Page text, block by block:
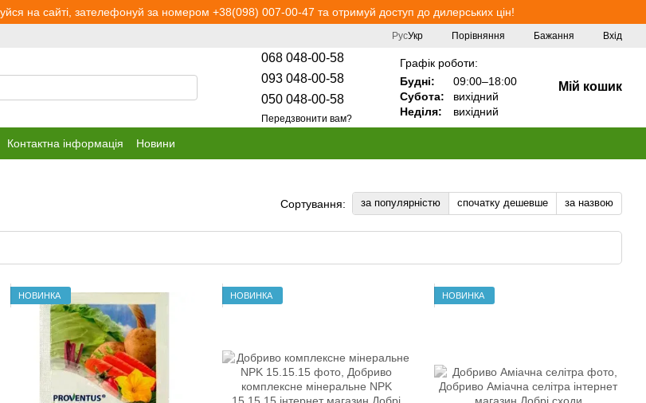
на сайті, зателефонуй за номером +38(098) 007-00-47 та отримуй доступ до дилерських цін!
РусУкр Порівняння Бажання Вхід
068 048-00-58
093 048-00-58
050 048-00-58
Передзвонити вам?
Графік роботи:
Будні:
09:00–18:00
Субота:
вихідний
Неділя:
вихідний
Мій кошик
Контактна інформація Новини
Сортування: за популярністю спочатку дешевше за назвою
НОВИНКА НОВИНКА НОВИНКА